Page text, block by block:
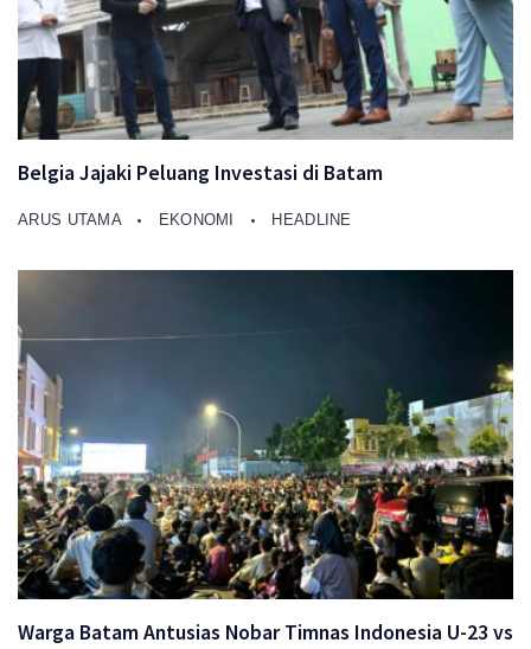
Belgia Jajaki Peluang Investasi di Batam
ARUS UTAMA EKONOMI HEADLINE
Warga Batam Antusias Nobar Timnas Indonesia U-23 vs